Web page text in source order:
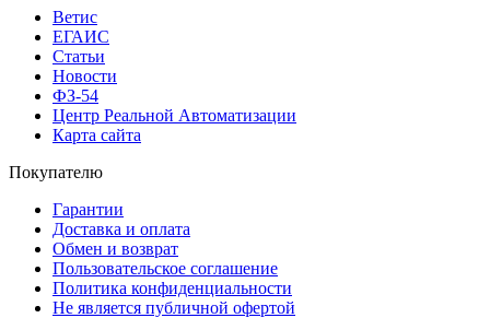
Ветис
ЕГАИС
Статьи
Новости
ФЗ-54
Центр Реальной Автоматизации
Карта сайта
Покупателю
Гарантии
Доставка и оплата
Обмен и возврат
Пользовательское соглашение
Политика конфиденциальности
Не является публичной офертой